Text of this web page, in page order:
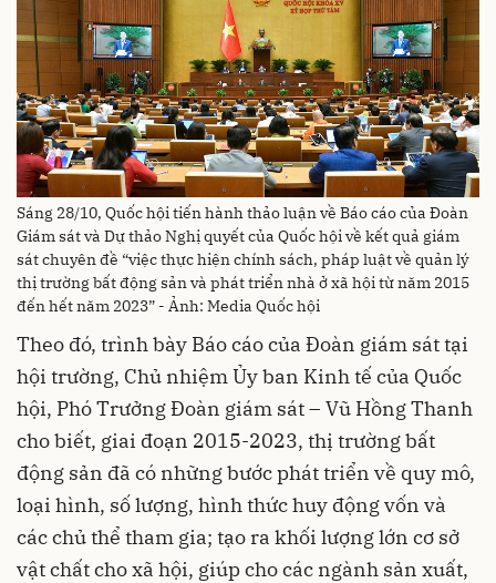
Sáng 28/10, Quốc hội tiến hành thảo luận về Báo cáo của Đoàn
Giám sát và Dự thảo Nghị quyết của Quốc hội về kết quả giám
sát chuyên đề “việc thực hiện chính sách, pháp luật về quản lý
thị trường bất động sản và phát triển nhà ở xã hội từ năm 2015
đến hết năm 2023” - Ảnh: Media Quốc hội
Theo đó, trình bày Báo cáo của Đoàn giám sát tại
hội trường, Chủ nhiệm Ủy ban Kinh tế của Quốc
hội, Phó Trưởng Đoàn giám sát – Vũ Hồng Thanh
cho biết, giai đoạn 2015-2023, thị trường bất
động sản đã có những bước phát triển về quy mô,
loại hình, số lượng, hình thức huy động vốn và
các chủ thể tham gia; tạo ra khối lượng lớn cơ sở
vật chất cho xã hội, giúp cho các ngành sản xuất,